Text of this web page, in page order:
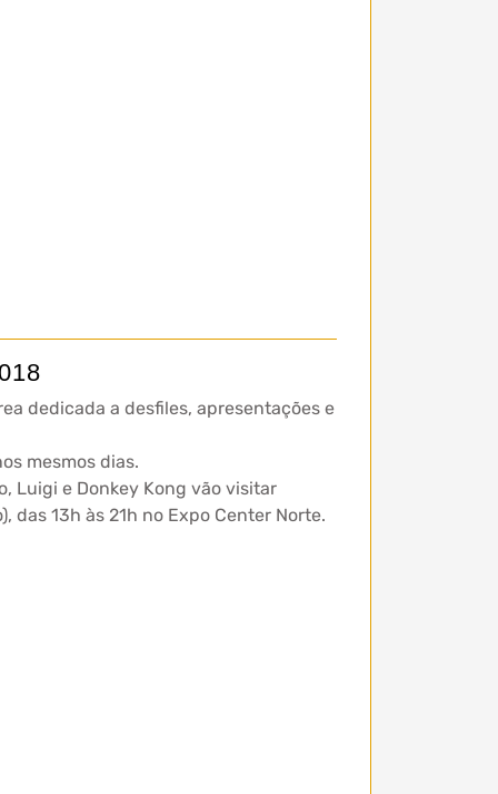
dedicada a desfiles, apresentações e
mesmos dias.
Luigi e Donkey Kong vão visitar
das 13h às 21h no Expo Center Norte.